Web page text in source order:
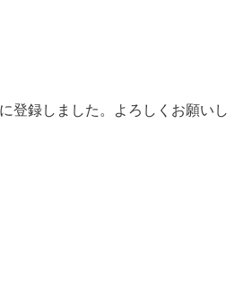
登録しました。よろしくお願いし